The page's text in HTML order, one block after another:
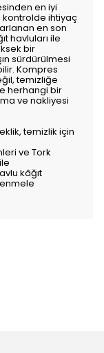
en iyi
kontrolde ihtiyaç
en son
havluları ile
bir
sürdürülmesi
Kompres
temizliğe
herhangi bir
ve nakliyesi
temizlik için
ve Tork
kâğıt